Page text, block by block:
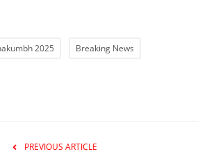
2025 Breaking News
PREVIOUS ARTICLE